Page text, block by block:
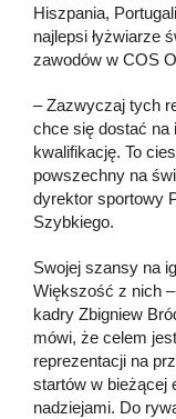
Hiszpania,
najlepsi łyżwiarze
zawodów w COS
– Zazwyczaj tych
chce się dostać na
kwalifikację. To
powszechny na
dyrektor sportowy
Szybkiego.
Swojej szansy na
Większość z nich
kadry Zbigniew
mówi, że celem
reprezentacji na
startów w bieżącej
nadziejami. Do